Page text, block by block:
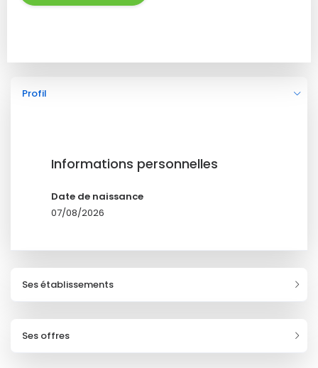
Profil
Informations personnelles
Date de naissance
07/08/2026
Ses établissements
Ses offres